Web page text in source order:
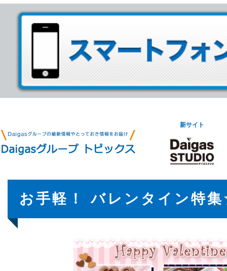
新サイト
お手軽！ バレンタイン特